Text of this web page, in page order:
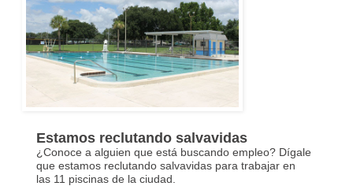
Estamos reclutando salvavidas
¿Conoce a alguien que está buscando empleo? Dígale
que estamos reclutando salvavidas para trabajar en
las 11 piscinas de la ciudad.